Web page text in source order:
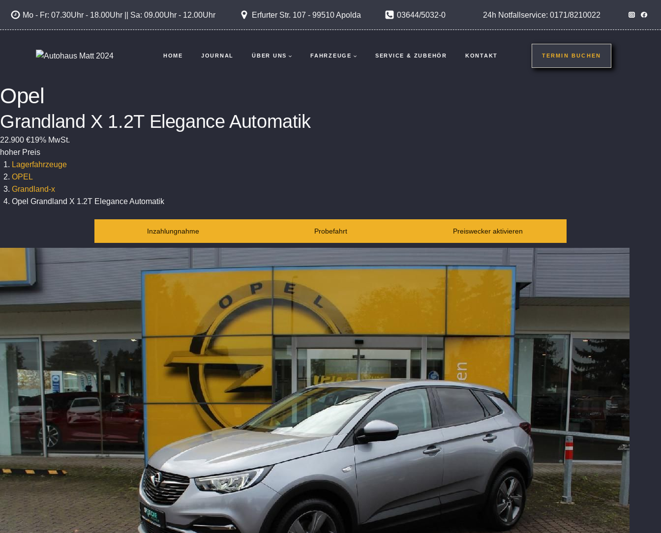
Inhalt
springen
Mo - Fr: 07.30Uhr - 18.00Uhr || Sa: 09.00Uhr - 12.00Uhr Erfurter Str. 107 - 99510 Apolda 03644/5032-0 24h Notfallservice: 0171/8210022
HOME JOURNAL ÜBER UNS FAHRZEUGE SERVICE & ZUBEHÖR KONTAKT TERMIN BUCHEN
Opel
Grandland X 1.2T Elegance Automatik
22.900 €19% MwSt.
hoher Preis
Lagerfahrzeuge
OPEL
Grandland-x
Opel Grandland X 1.2T Elegance Automatik
Inzahlungnahme Probefahrt Preiswecker aktivieren